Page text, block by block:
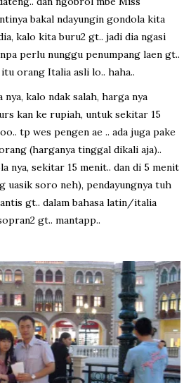
bakal ndayungin gondola kita
kalo kita buru2 gt.. jadi dia ngasi
perlu nunggu penumpang laen gt..
orang Italia asli lo.. haha..
kalo ndak salah, harga nya
kan ke rupiah, untuk sekitar 15
tp wes pengen ae .. ada juga pake
(harganya tinggal dikali aja)..
nya, sekitar 15 menit.. dan di 5 menit
uasik soro neh), pendayungnya tuh
gt.. dalam bahasa latin/italia
gt.. mantapp..